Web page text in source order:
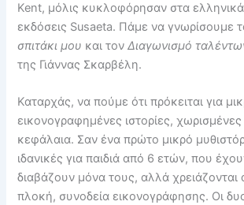
Kent, μόλις κυκλοφόρησαν στα ελληνικά
εκδόσεις Susaeta. Πάμε να γνωρίσουμε
σπιτάκι μου και τονΔιαγωνισμό
της Γιάννας Σκαρβέλη.
Καταρχάς, να πούμε ότι πρόκειται για
εικονογραφημένες ιστορίες,
κεφάλαια. Σαν ένα πρώτο μικρό
ιδανικές για παιδιά από 6 ετών, που
διαβάζουν μόνα τους, αλλά
πλοκή, συνοδεία εικονογράφησης. Οι